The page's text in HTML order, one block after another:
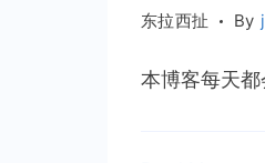
东拉西扯 By
本博客每天